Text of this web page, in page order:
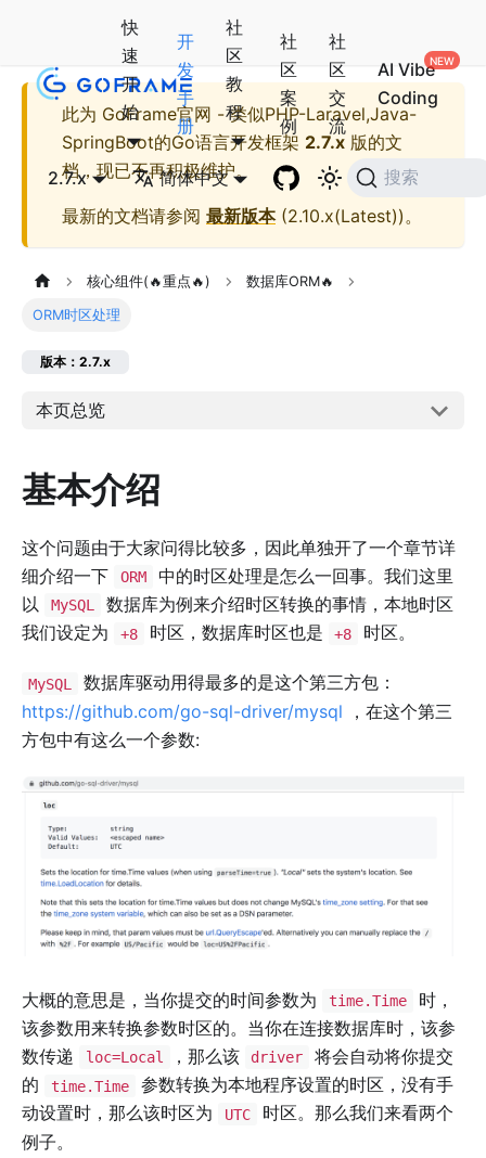
快
速
开
始
开
发
手
册
社
区
教
程
社
区
案
例
社
区
交
流
AI Vibe
Coding
2.7.x 简体中文 搜索
此为 GoFrame官网 - 类似PHP-Laravel,Java-
SpringBoot的Go语言开发框架 2.7.x 版的文
档，现已不再积极维护。
最新的文档请参阅 最新版本(2.10.x(Latest))。
核心组件(🔥重点🔥) 数据库ORM🔥
ORM时区处理
版本：2.7.x
本页总览
基本介绍
这个问题由于大家问得比较多，因此单独开了一个章节详
细介绍一下
ORM
中的时区处理是怎么一回事。我们这里
以
MySQL
数据库为例来介绍时区转换的事情，本地时区
我们设定为
+8 时区，数据库时区也是 +8 时区。
MySQL
数据库驱动用得最多的是这个第三方包：
https://github.com/go-sql-driver/mysql ，在这个第三
方包中有这么一个参数:
大概的意思是，当你提交的时间参数为 time.Time
时，
该参数用来转换参数时区的。当你在连接数据库时，该参
数传递
loc=Local ，那么该 driver
将会自动将你提交
的
time.Time
参数转换为本地程序设置的时区，没有手
动设置时，那么该时区为
UTC
时区。那么我们来看两个
例子。